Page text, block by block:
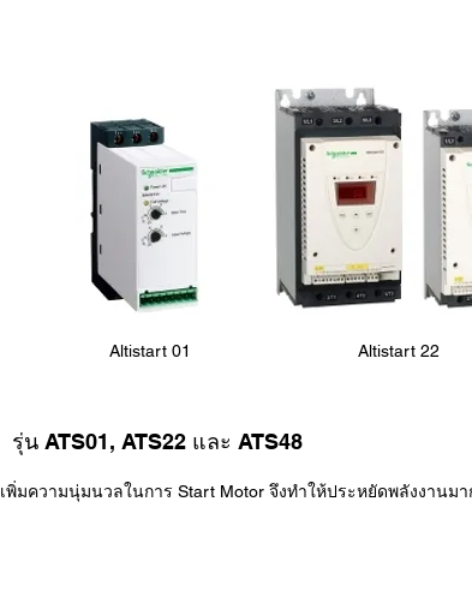
Altistart 22
Altistart 01
รุ่น ATS01, ATS22 และ ATS48
เพิ่มความนุ่มนวลในการ Start Motor จึงทำให้ประหยัดพลังงานม